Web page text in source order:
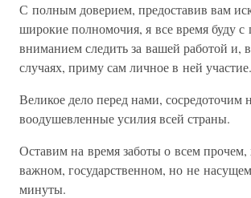
С полным доверием, предоставив вам
широкие полномочия, я все время буду с
вниманием следить за вашей работой и,
случаях, приму сам личное в ней участие.
Великое дело перед нами, сосредоточим
воодушевленные усилия всей страны.
Оставим на время заботы о всем прочем,
важном, государственном, но не
минуты.